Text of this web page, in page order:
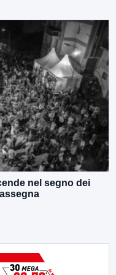
nel segno dei